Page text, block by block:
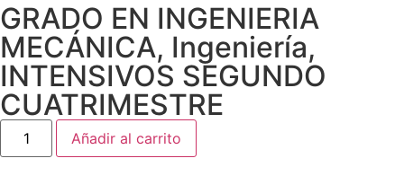
GRADO EN INGENIERIA
MECÁNICA, Ingeniería,
INTENSIVOS SEGUNDO
CUATRIMESTRE
Añadir al carrito